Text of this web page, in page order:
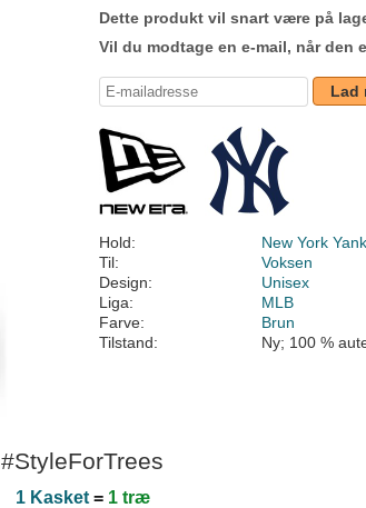
Dette produkt vil snart være på
Vil du modtage en e-mail, når den
Lad
Hold:
New York
Til:
Voksen
Design:
Unisex
Liga:
MLB
Farve:
Brun
Tilstand:
Ny; 100 %
#StyleForTrees
1 Kasket= 1 træ